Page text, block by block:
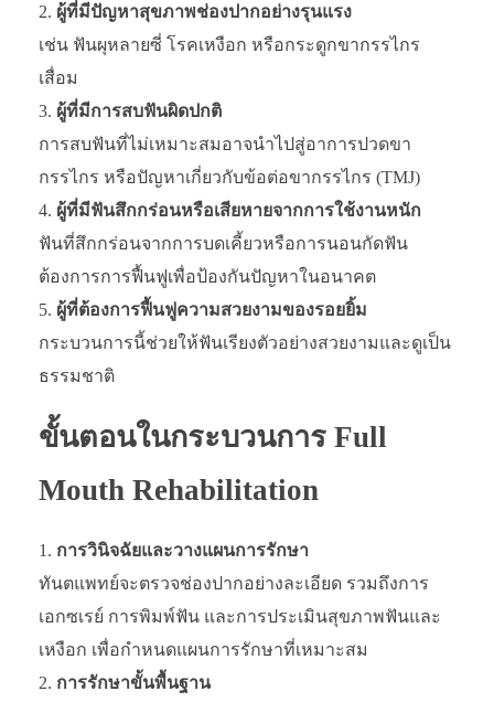
ผู้ที่มีปัญหาสุขภาพช่องปากอย่างรุนแรง
เช่น ฟันผุหลายซี่ โรคเหงือก หรือกระดูกขากรรไกร
เสื่อม
ผู้ที่มีการสบฟันผิดปกติ
การสบฟันที่ไม่เหมาะสมอาจนำไปสู่อาการปวดขา
กรรไกร หรือปัญหาเกี่ยวกับข้อต่อขากรรไกร (TMJ)
ผู้ที่มีฟันสึกกร่อนหรือเสียหายจากการใช้งานหนัก
ฟันที่สึกกร่อนจากการบดเคี้ยวหรือการนอนกัดฟัน
ต้องการการฟื้นฟูเพื่อป้องกันปัญหาในอนาคต
ผู้ที่ต้องการฟื้นฟูความสวยงามของรอยยิ้ม
กระบวนการนี้ช่วยให้ฟันเรียงตัวอย่างสวยงามและดูเป็น
ธรรมชาติ
ขั้นตอนในกระบวนการ Full
Mouth Rehabilitation
การวินิจฉัยและวางแผนการรักษา
ทันตแพทย์จะตรวจช่องปากอย่างละเอียด รวมถึงการ
เอกซเรย์ การพิมพ์ฟัน และการประเมินสุขภาพฟันและ
เหงือก เพื่อกำหนดแผนการรักษาที่เหมาะสม
การรักษาขั้นพื้นฐาน